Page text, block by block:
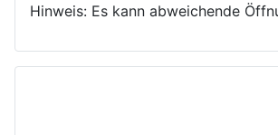
Hinweis: Es kann abweichende